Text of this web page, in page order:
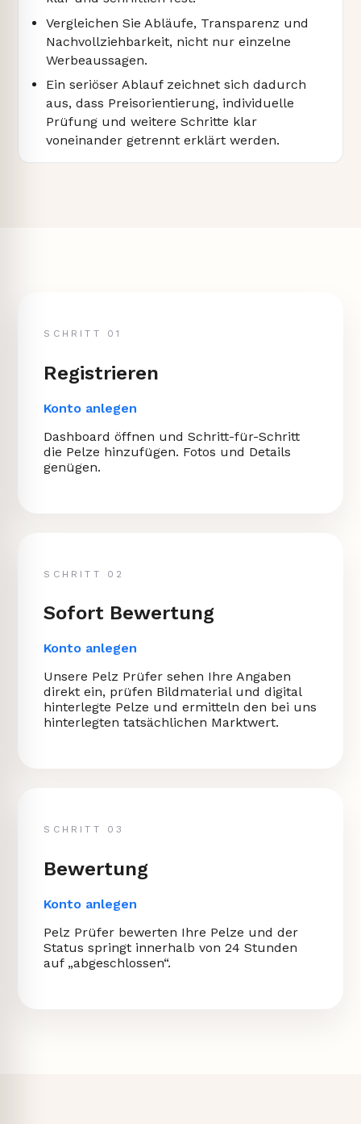
Vergleichen Sie Abläufe, Transparenz und
Nachvollziehbarkeit, nicht nur einzelne
Werbeaussagen.
Ein seriöser Ablauf zeichnet sich dadurch
aus, dass Preisorientierung, individuelle
Prüfung und weitere Schritte klar
voneinander getrennt erklärt werden.
SCHRITT 01
Registrieren
Konto anlegen
Dashboard öffnen und Schritt-für-Schritt
die Pelze hinzufügen. Fotos und Details
genügen.
SCHRITT 02
Sofort Bewertung
Konto anlegen
Unsere Pelz Prüfer sehen Ihre Angaben
direkt ein, prüfen Bildmaterial und digital
hinterlegte Pelze und ermitteln den bei uns
hinterlegten tatsächlichen Marktwert.
SCHRITT 03
Bewertung
Konto anlegen
Pelz Prüfer bewerten Ihre Pelze und der
Status springt innerhalb von 24 Stunden
auf „abgeschlossen“.